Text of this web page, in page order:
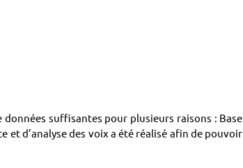
suffisantes pour plusieurs raisons : Base
et d’analyse des voix a été réalisé afin de pouvoir